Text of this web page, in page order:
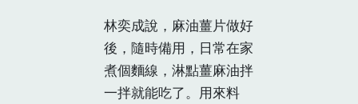
林奕成說，麻油薑片做好
後，隨時備用，日常在家
煮個麵線，淋點薑麻油拌
一拌就能吃了。用來料